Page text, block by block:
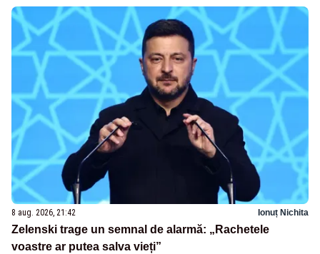
8 aug. 2026, 21:42 Ionuț Nichita
Zelenski trage un semnal de alarmă: „Rachetele
voastre ar putea salva vieți”